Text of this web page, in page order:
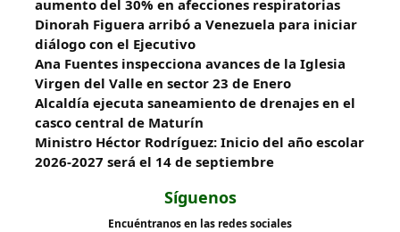
aumento del 30% en afecciones respiratorias
Dinorah Figuera arribó a Venezuela para iniciar
diálogo con el Ejecutivo
Ana Fuentes inspecciona avances de la Iglesia
Virgen del Valle en sector 23 de Enero
Alcaldía ejecuta saneamiento de drenajes en el
casco central de Maturín
Ministro Héctor Rodríguez: Inicio del año escolar
2026-2027 será el 14 de septiembre
Síguenos
Encuéntranos en las redes sociales